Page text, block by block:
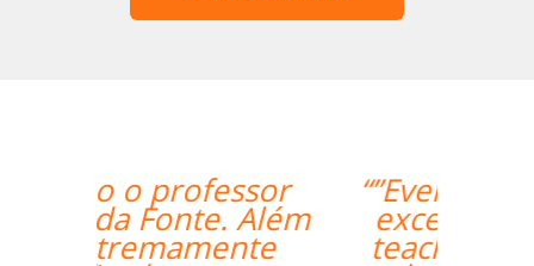
“”Everything went
excellently! The
teacher/student